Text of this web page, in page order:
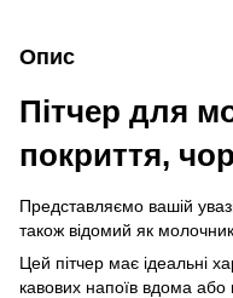
Опис
Пітчер для
покриття,
Представляємо вашій
також відомий як
Цей пітчер має ідеальні
кавових напоїв вдома або